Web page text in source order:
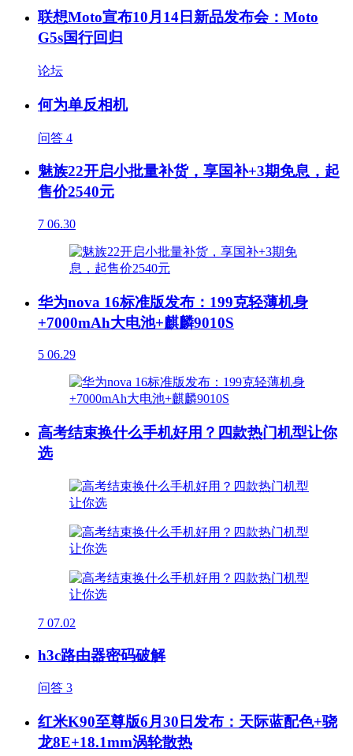
联想Moto宣布10月14日新品发布会：Moto
G5s国行回归
论坛
何为单反相机
问答 4
魅族22开启小批量补货，享国补+3期免息，起
售价2540元
7 06.30
华为nova 16标准版发布：199克轻薄机身
+7000mAh大电池+麒麟9010S
5 06.29
高考结束换什么手机好用？四款热门机型让你
选
7 07.02
h3c路由器密码破解
问答 3
红米K90至尊版6月30日发布：天际蓝配色+骁
龙8E+18.1mm涡轮散热